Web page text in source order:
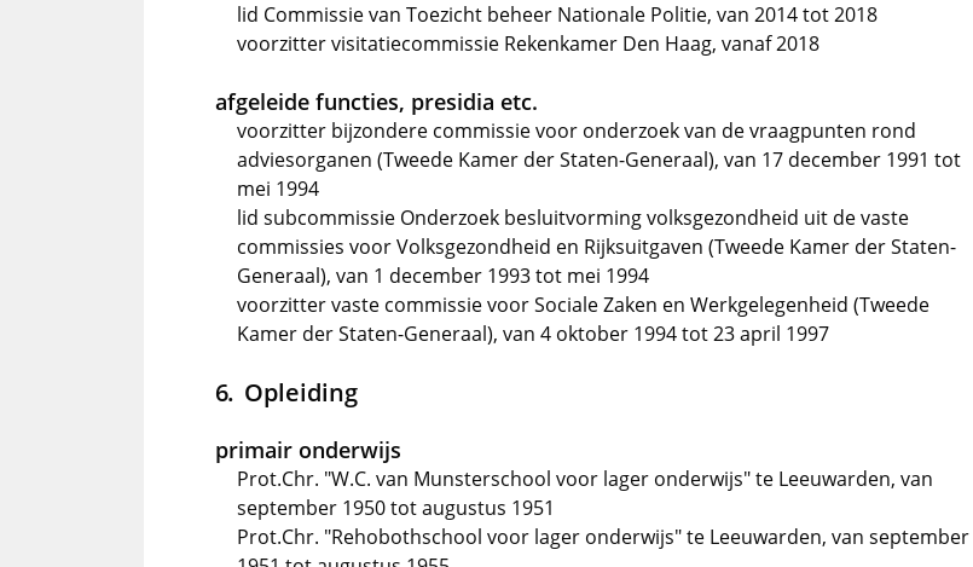
lid Commissie van Toezicht beheer Nationale Politie, van 2014 tot 2018
voorzitter visitatiecommissie Rekenkamer Den Haag, vanaf 2018
afgeleide functies, presidia etc.
voorzitter bijzondere commissie voor onderzoek van de vraagpunten rond
adviesorganen (Tweede Kamer der Staten-Generaal), van 17 december 1991 tot
mei 1994
lid subcommissie Onderzoek besluitvorming volksgezondheid uit de vaste
commissies voor Volksgezondheid en Rijksuitgaven (Tweede Kamer der Staten-
Generaal), van 1 december 1993 tot mei 1994
voorzitter vaste commissie voor Sociale Zaken en Werkgelegenheid (Tweede
Kamer der Staten-Generaal), van 4 oktober 1994 tot 23 april 1997
Opleiding
primair onderwijs
Prot.Chr. "W.C. van Munsterschool voor lager onderwijs" te Leeuwarden, van
september 1950 tot augustus 1951
Prot.Chr. "Rehobothschool voor lager onderwijs" te Leeuwarden, van september